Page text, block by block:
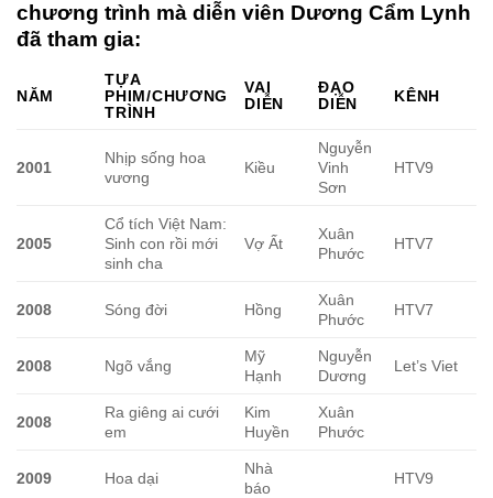
chương trình mà diễn viên Dương Cẩm Lynh
đã tham gia:
NĂM
TỰA
PHIM/CHƯƠNG
TRÌNH
VAI
DIỄN
ĐẠO
DIỄN
KÊNH
2001
Nhịp sống hoa
vương
Kiều
Nguyễn
Vinh
Sơn
HTV9
2005
Cổ tích Việt Nam:
Sinh con rồi mới
sinh cha
Vợ Ất
Xuân
Phước
HTV7
2008 Sóng đời Hồng
Xuân
Phước
HTV7
2008 Ngõ vắng
Mỹ
Hạnh
Nguyễn
Dương
Let’s Viet
2008
Ra giêng ai cưới
em
Kim
Huyền
Xuân
Phước
2009 Hoa dại
Nhà
báo
HTV9